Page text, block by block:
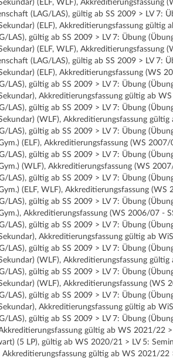
(ELF, WLF),
(LAG/LAS), gültig ab SS 2009 > LV 7:
(ELF), Akkreditierungsfassung
LAS), gültig ab SS 2009 > LV 7: Übung
(ELF, WLF),
(LAG/LAS), gültig ab SS 2009 > LV 7:
(ELF), Akkreditierungsfassung
LAS), gültig ab SS 2009 > LV 7: Übung
Akkreditierungsfassung gültig ab
LAS), gültig ab SS 2009 > LV 7: Übung
(WLF), Akkreditierungsfassung
LAS), gültig ab SS 2009 > LV 7: Übung
(ELF), Akkreditierungsfassung (WS
LAS), gültig ab SS 2009 > LV 7: Übung
(WLF), Akkreditierungsfassung (WS
LAS), gültig ab SS 2009 > LV 7: Übung
(ELF, WLF), Akkreditierungsfassung
LAS), gültig ab SS 2009 > LV 7: Übung
Akkreditierungsfassung (WS 2006/07 -
LAS), gültig ab SS 2009 > LV 7: Übung
Akkreditierungsfassung gültig ab
LAS), gültig ab SS 2009 > LV 7: Übung
(WLF), Akkreditierungsfassung
LAS), gültig ab SS 2009 > LV 7: Übung
(WLF), Akkreditierungsfassung
LAS), gültig ab SS 2009 > LV 7: Übung
Akkreditierungsfassung gültig ab
LAS), gültig ab SS 2009 > LV 7: Übung
gültig ab WS 2021/22
(5 LP), gültig ab WS 2020/21 > LV 5:
gültig ab WS 2021/22